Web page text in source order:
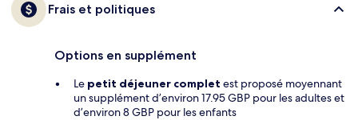
Frais et politiques
Options en supplément
Le petit déjeuner complet est proposé moyennant
un supplément d’environ 17.95 GBP pour les adultes et
d’environ 8 GBP pour les enfants